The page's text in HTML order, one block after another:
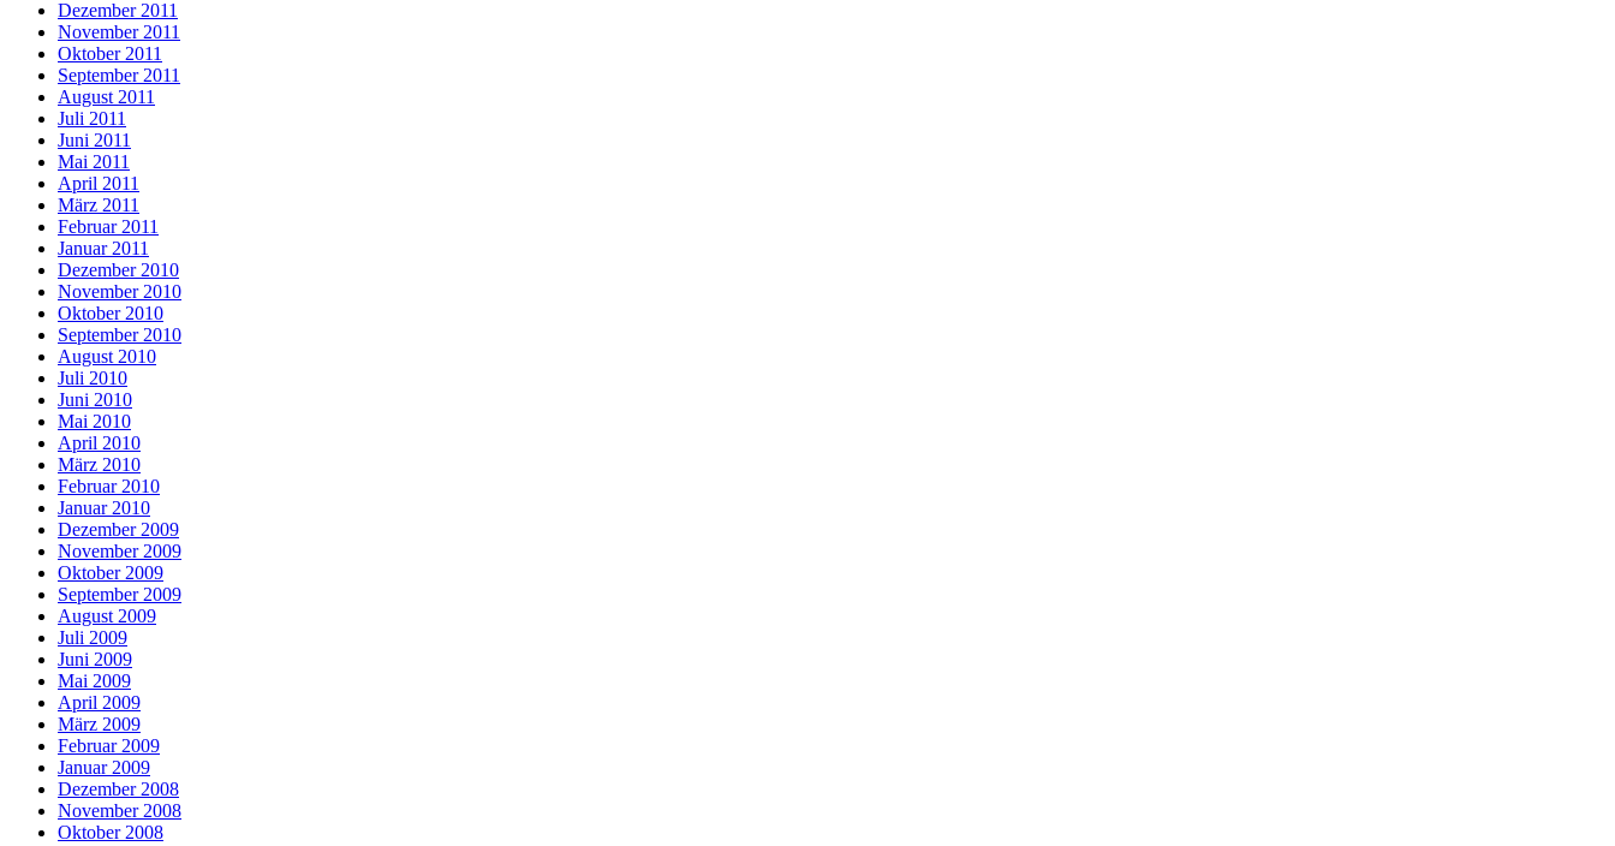
Dezember 2011
November 2011
Oktober 2011
September 2011
August 2011
Juli 2011
Juni 2011
Mai 2011
April 2011
März 2011
Februar 2011
Januar 2011
Dezember 2010
November 2010
Oktober 2010
September 2010
August 2010
Juli 2010
Juni 2010
Mai 2010
April 2010
März 2010
Februar 2010
Januar 2010
Dezember 2009
November 2009
Oktober 2009
September 2009
August 2009
Juli 2009
Juni 2009
Mai 2009
April 2009
März 2009
Februar 2009
Januar 2009
Dezember 2008
November 2008
Oktober 2008